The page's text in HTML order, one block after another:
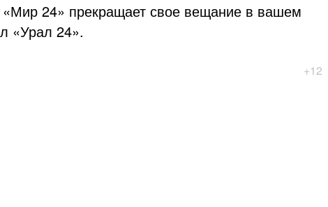
24» прекращает свое вещание в вашем
«Урал 24».
+12